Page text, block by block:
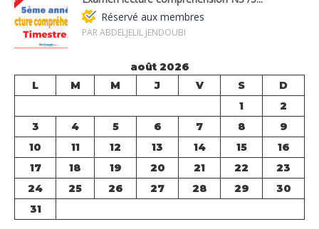
Réservé aux membres
PAR ABDELJELIL JENDOUBI
août 2026
L
M M J V S
D
1
2
3
4 5 6 7 8
9
10
11 12 13 14 15
16
17
18 19 20 21 22
23
24
25 26 27 28 29
30
31